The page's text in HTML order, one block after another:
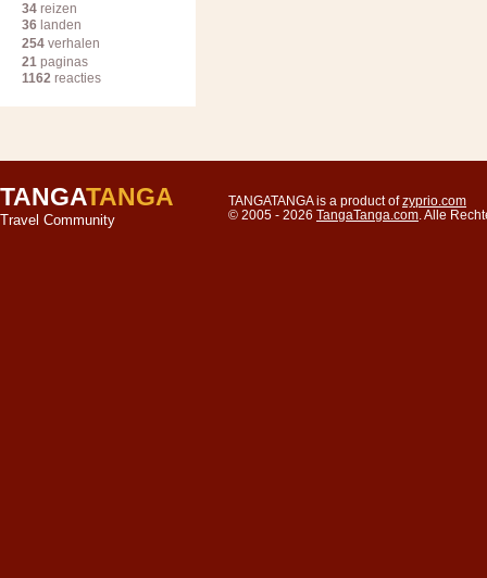
34 reizen
36 landen
254 verhalen
21 paginas
1162 reacties
TANGATANGA
Travel Community
TANGATANGA is a product ofzyprio.com
© 2005 - 2026 TangaTanga.com . Alle